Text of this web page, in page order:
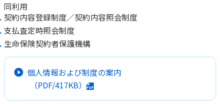
同利用
契約内容登録制度／契約内容照会制度
支払査定時照会制度
生命保険契約者保護機構
個人情報および制度の案内
（PDF/417KB）